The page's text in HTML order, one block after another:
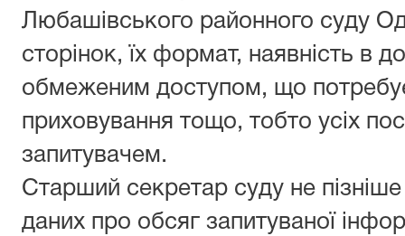
Любашівського районного суду
сторінок, їх формат, наявність в
обмеженим доступом, що потребує
приховування тощо, тобто усіх
запитувачем.
Старший секретар суду не
даних про обсяг запитуваної